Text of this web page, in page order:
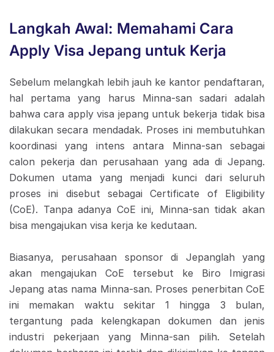
Langkah Awal: Memahami Cara
Apply Visa Jepang untuk Kerja
Sebelum melangkah lebih jauh ke kantor pendaftaran,
hal pertama yang harus Minna-san sadari adalah
bahwa cara apply visa jepang untuk bekerja tidak bisa
dilakukan secara mendadak. Proses ini membutuhkan
koordinasi yang intens antara Minna-san sebagai
calon pekerja dan perusahaan yang ada di Jepang.
Dokumen utama yang menjadi kunci dari seluruh
proses ini disebut sebagai Certificate of Eligibility
(CoE). Tanpa adanya CoE ini, Minna-san tidak akan
bisa mengajukan visa kerja ke kedutaan.
Biasanya, perusahaan sponsor di Jepanglah yang
akan mengajukan CoE tersebut ke Biro Imigrasi
Jepang atas nama Minna-san. Proses penerbitan CoE
ini memakan waktu sekitar 1 hingga 3 bulan,
tergantung pada kelengkapan dokumen dan jenis
industri pekerjaan yang Minna-san pilih. Setelah